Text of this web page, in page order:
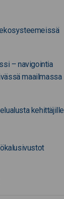
ekosysteemeissä
– navigointia
maailmassa
kehittäjille